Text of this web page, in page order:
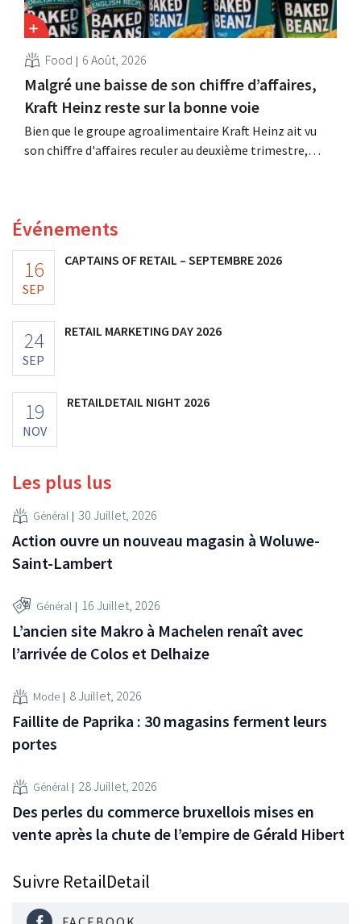
Food 6 Août, 2026
Malgré une baisse de son chiffre d’affaires,
Kraft Heinz reste sur la bonne voie
Bien que le groupe agroalimentaire Kraft Heinz ait vu
son chiffre d'affaires reculer au deuxième trimestre,
Événements
16
SEP
CAPTAINS OF RETAIL – SEPTEMBRE 2026
24
SEP
RETAIL MARKETING DAY 2026
19
NOV
RETAILDETAIL NIGHT 2026
Les plus lus
Général 30 Juillet, 2026
Action ouvre un nouveau magasin à Woluwe-
Saint-Lambert
Général 16 Juillet, 2026
L’ancien site Makro à Machelen renaît avec
l’arrivée de Colos et Delhaize
Mode 8 Juillet, 2026
Faillite de Paprika : 30 magasins ferment leurs
portes
Général 28 Juillet, 2026
Des perles du commerce bruxellois mises en
vente après la chute de l’empire de Gérald Hibert
Suivre RetailDetail